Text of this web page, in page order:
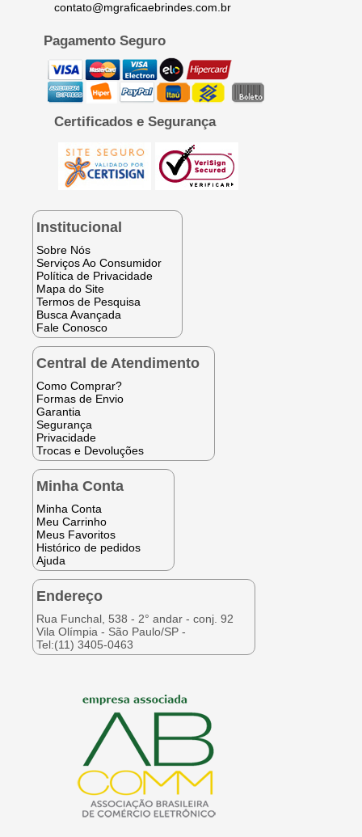
contato@mgraficaebrindes.com.br
Pagamento Seguro
Certificados e Segurança
Institucional
Sobre Nós
Serviços Ao Consumidor
Política de Privacidade
Mapa do Site
Termos de Pesquisa
Busca Avançada
Fale Conosco
Central de Atendimento
Como Comprar?
Formas de Envio
Garantia
Segurança
Privacidade
Trocas e Devoluções
Minha Conta
Minha Conta
Meu Carrinho
Meus Favoritos
Histórico de pedidos
Ajuda
Endereço
Rua Funchal, 538 - 2° andar - conj. 92
Vila Olímpia - São Paulo/SP -
Tel:(11) 3405-0463